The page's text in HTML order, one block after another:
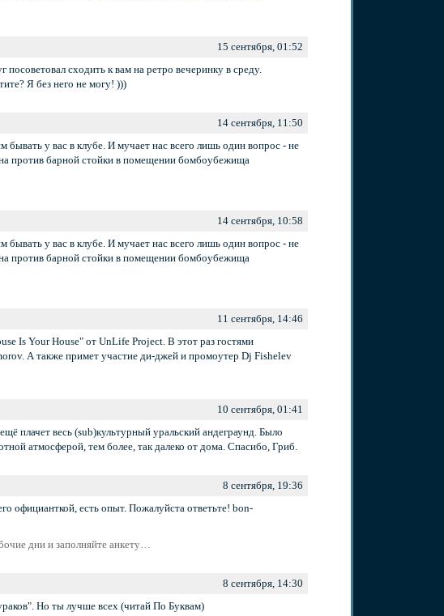
15 сентября, 01:52
сходить к вам на ретро вечеринку в среду.
Я без него не могу! )))
14 сентября, 11:50
у вас в клубе. И мучает нас всего лишь один вопрос - не
против барной стойки в помещении бомбоубежища
14 сентября, 10:58
у вас в клубе. И мучает нас всего лишь один вопрос - не
против барной стойки в помещении бомбоубежища
11 сентября, 14:46
Is Your House" от UnLife Project. В этот раз гостями
А также примет участие ди-джей и промоутер Dj Fishelev
10 сентября, 01:41
плачет весь (sub)культурный уральский андеграунд. Было
атмосферой, тем более, так далеко от дома. Спасибо, Гриб.
8 сентября, 19:36
официанткой, есть опыт. Пожалуйста ответьте! bon-
дни и заполняйте анкету…
8 сентября, 14:30
Но ты лучше всех (читай По Буквам)